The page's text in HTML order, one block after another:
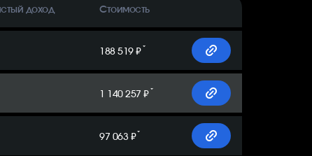
доход Стоимость
188 519 ₽ *
1 140 257 ₽ *
97 063 ₽ *